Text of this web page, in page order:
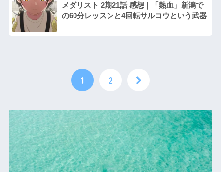
メダリスト 2期21話 感想｜「熱血」新潟で
の60分レッスンと4回転サルコウという武器
1 2